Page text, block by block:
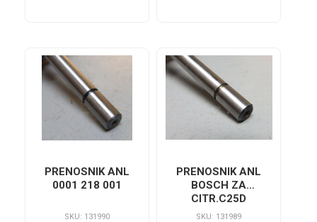
PRENOSNIK ANL
0001 218 001
SKU: 131990
PRENOSNIK ANL
BOSCH ZA
CITR.C25D
SKU: 131989